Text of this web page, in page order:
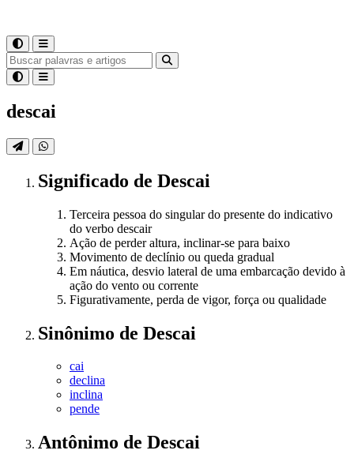
descai
Significado de Descai
Terceira pessoa do singular do presente do indicativo
do verbo descair
Ação de perder altura, inclinar-se para baixo
Movimento de declínio ou queda gradual
Em náutica, desvio lateral de uma embarcação devido à
ação do vento ou corrente
Figurativamente, perda de vigor, força ou qualidade
Sinônimo de Descai
cai
declina
inclina
pende
Antônimo de Descai